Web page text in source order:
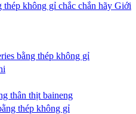
thép không gỉ chắc chắn hãy Giới
bằng thép không gỉ
thân thịt baineng
thép không gỉ